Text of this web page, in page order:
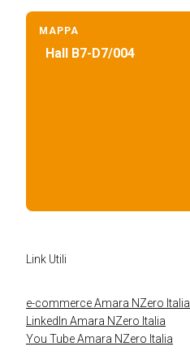
MAPPA
Hall B7-D7/004
Link Utili
e-commerce Amara NZero Italia
LinkedIn Amara NZero Italia
You Tube Amara NZero Italia